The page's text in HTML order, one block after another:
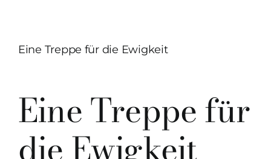
Eine Treppe für die Ewigkeit
Eine Treppe für